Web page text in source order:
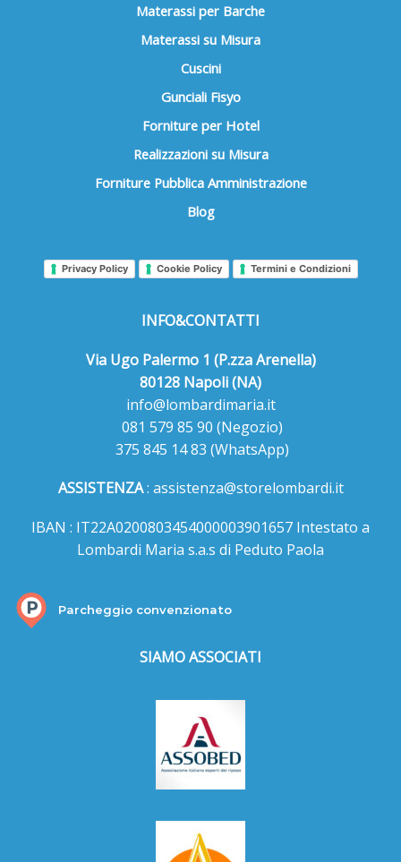
Materassi per Barche
Materassi su Misura
Cuscini
Gunciali Fisyo
Forniture per Hotel
Realizzazioni su Misura
Forniture Pubblica Amministrazione
Blog
Privacy Policy Cookie Policy Termini e Condizioni
INFO&CONTATTI
Via Ugo Palermo 1 (P.zza Arenella)
80128 Napoli (NA)
info@lombardimaria.it
081 579 85 90 (Negozio)
375 845 14 83 (WhatsApp)
ASSISTENZA: assistenza@storelombardi.it
IBAN : IT22A0200803454000003901657 Intestato a
Lombardi Maria s.a.s di Peduto Paola
Parcheggio convenzionato
SIAMO ASSOCIATI